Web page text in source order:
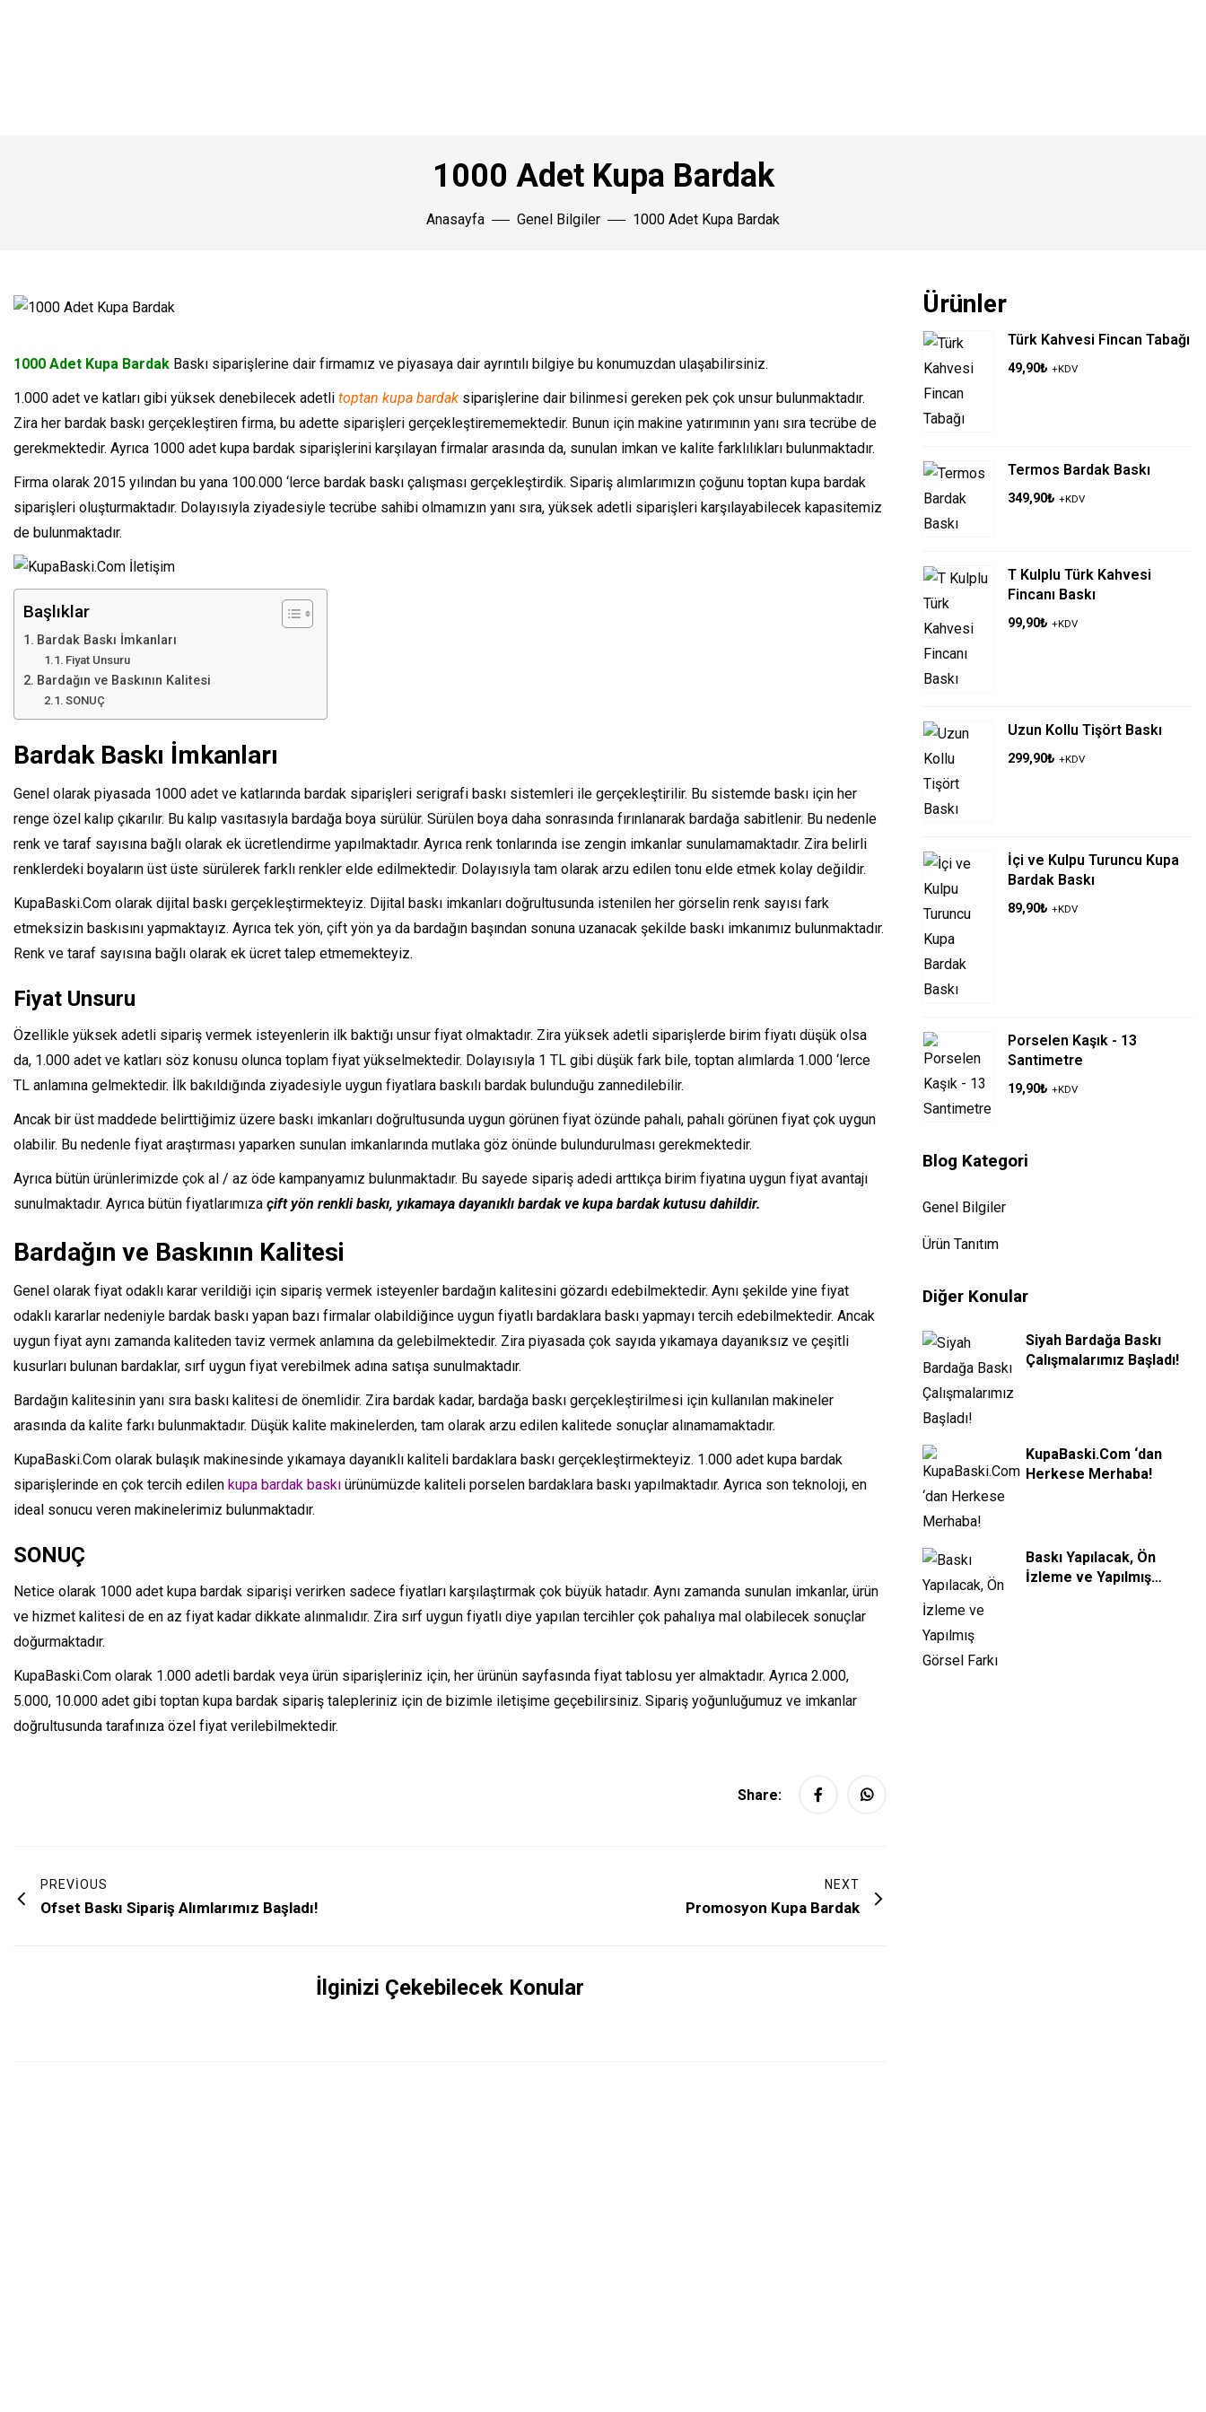
1000 Adet Kupa Bardak
Anasayfa Genel Bilgiler 1000 Adet Kupa Bardak
1000 Adet Kupa Bardak Baskı siparişlerine dair firmamız ve piyasaya dair ayrıntılı bilgiye bu konumuzdan ulaşabilirsiniz.
1.000 adet ve katları gibi yüksek denebilecek adetli toptan kupa bardak siparişlerine dair bilinmesi gereken pek çok unsur bulunmaktadır.
Zira her bardak baskı gerçekleştiren firma, bu adette siparişleri gerçekleştirememektedir. Bunun için makine yatırımının yanı sıra tecrübe de
gerekmektedir. Ayrıca 1000 adet kupa bardak siparişlerini karşılayan firmalar arasında da, sunulan imkan ve kalite farklılıkları bulunmaktadır.
Firma olarak 2015 yılından bu yana 100.000 ‘lerce bardak baskı çalışması gerçekleştirdik. Sipariş alımlarımızın çoğunu toptan kupa bardak
siparişleri oluşturmaktadır. Dolayısıyla ziyadesiyle tecrübe sahibi olmamızın yanı sıra, yüksek adetli siparişleri karşılayabilecek kapasitemiz
de bulunmaktadır.
Başlıklar
Bardak Baskı İmkanları
Fiyat Unsuru
Bardağın ve Baskının Kalitesi
SONUÇ
Bardak Baskı İmkanları
Genel olarak piyasada 1000 adet ve katlarında bardak siparişleri serigrafi baskı sistemleri ile gerçekleştirilir. Bu sistemde baskı için her
renge özel kalıp çıkarılır. Bu kalıp vasıtasıyla bardağa boya sürülür. Sürülen boya daha sonrasında fırınlanarak bardağa sabitlenir. Bu nedenle
renk ve taraf sayısına bağlı olarak ek ücretlendirme yapılmaktadır. Ayrıca renk tonlarında ise zengin imkanlar sunulamamaktadır. Zira belirli
renklerdeki boyaların üst üste sürülerek farklı renkler elde edilmektedir. Dolayısıyla tam olarak arzu edilen tonu elde etmek kolay değildir.
KupaBaski.Com olarak dijital baskı gerçekleştirmekteyiz. Dijital baskı imkanları doğrultusunda istenilen her görselin renk sayısı fark
etmeksizin baskısını yapmaktayız. Ayrıca tek yön, çift yön ya da bardağın başından sonuna uzanacak şekilde baskı imkanımız bulunmaktadır.
Renk ve taraf sayısına bağlı olarak ek ücret talep etmemekteyiz.
Fiyat Unsuru
Özellikle yüksek adetli sipariş vermek isteyenlerin ilk baktığı unsur fiyat olmaktadır. Zira yüksek adetli siparişlerde birim fiyatı düşük olsa
da, 1.000 adet ve katları söz konusu olunca toplam fiyat yükselmektedir. Dolayısıyla 1 TL gibi düşük fark bile, toptan alımlarda 1.000 ‘lerce
TL anlamına gelmektedir. İlk bakıldığında ziyadesiyle uygun fiyatlara baskılı bardak bulunduğu zannedilebilir.
Ancak bir üst maddede belirttiğimiz üzere baskı imkanları doğrultusunda uygun görünen fiyat özünde pahalı, pahalı görünen fiyat çok uygun
olabilir. Bu nedenle fiyat araştırması yaparken sunulan imkanlarında mutlaka göz önünde bulundurulması gerekmektedir.
Ayrıca bütün ürünlerimizde çok al / az öde kampanyamız bulunmaktadır. Bu sayede sipariş adedi arttıkça birim fiyatına uygun fiyat avantajı
sunulmaktadır. Ayrıca bütün fiyatlarımıza çift yön renkli baskı, yıkamaya dayanıklı bardak ve kupa bardak kutusu dahildir.
Bardağın ve Baskının Kalitesi
Genel olarak fiyat odaklı karar verildiği için sipariş vermek isteyenler bardağın kalitesini gözardı edebilmektedir. Aynı şekilde yine fiyat
odaklı kararlar nedeniyle bardak baskı yapan bazı firmalar olabildiğince uygun fiyatlı bardaklara baskı yapmayı tercih edebilmektedir. Ancak
uygun fiyat aynı zamanda kaliteden taviz vermek anlamına da gelebilmektedir. Zira piyasada çok sayıda yıkamaya dayanıksız ve çeşitli
kusurları bulunan bardaklar, sırf uygun fiyat verebilmek adına satışa sunulmaktadır.
Bardağın kalitesinin yanı sıra baskı kalitesi de önemlidir. Zira bardak kadar, bardağa baskı gerçekleştirilmesi için kullanılan makineler
arasında da kalite farkı bulunmaktadır. Düşük kalite makinelerden, tam olarak arzu edilen kalitede sonuçlar alınamamaktadır.
KupaBaski.Com olarak bulaşık makinesinde yıkamaya dayanıklı kaliteli bardaklara baskı gerçekleştirmekteyiz. 1.000 adet kupa bardak
siparişlerinde en çok tercih edilen kupa bardak baskı ürünümüzde kaliteli porselen bardaklara baskı yapılmaktadır. Ayrıca son teknoloji, en
ideal sonucu veren makinelerimiz bulunmaktadır.
SONUÇ
Netice olarak 1000 adet kupa bardak siparişi verirken sadece fiyatları karşılaştırmak çok büyük hatadır. Aynı zamanda sunulan imkanlar, ürün
ve hizmet kalitesi de en az fiyat kadar dikkate alınmalıdır. Zira sırf uygun fiyatlı diye yapılan tercihler çok pahalıya mal olabilecek sonuçlar
doğurmaktadır.
KupaBaski.Com olarak 1.000 adetli bardak veya ürün siparişleriniz için, her ürünün sayfasında fiyat tablosu yer almaktadır. Ayrıca 2.000,
5.000, 10.000 adet gibi toptan kupa bardak sipariş talepleriniz için de bizimle iletişime geçebilirsiniz. Sipariş yoğunluğumuz ve imkanlar
doğrultusunda tarafınıza özel fiyat verilebilmektedir.
Share:
PREVIOUS
Ofset Baskı Sipariş Alımlarımız Başladı!
NEXT
Promosyon Kupa Bardak
İlginizi Çekebilecek Konular
Ürünler
Türk Kahvesi Fincan Tabağı
49,90₺ +KDV
Termos Bardak Baskı
349,90₺ +KDV
T Kulplu Türk Kahvesi
Fincanı Baskı
99,90₺ +KDV
Uzun Kollu Tişört Baskı
299,90₺ +KDV
İçi ve Kulpu Turuncu Kupa
Bardak Baskı
89,90₺ +KDV
Porselen Kaşık - 13
Santimetre
19,90₺ +KDV
Blog Kategori
Genel Bilgiler
Ürün Tanıtım
Diğer Konular
Siyah Bardağa Baskı
Çalışmalarımız Başladı!
KupaBaski.Com ‘dan
Herkese Merhaba!
Baskı Yapılacak, Ön
İzleme ve Yapılmış